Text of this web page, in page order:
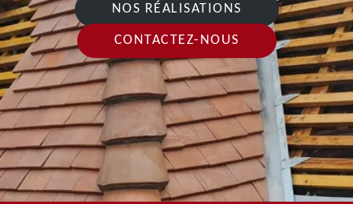
NOS RÉALISATIONS
CONTACTEZ-NOUS